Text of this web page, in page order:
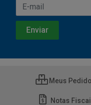
Meus
Notas